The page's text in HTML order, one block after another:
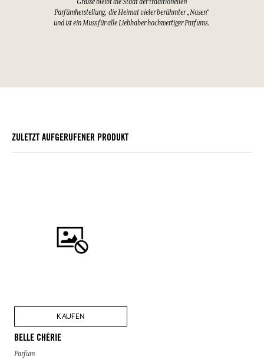
Grasse bleibt die Stadt der traditionellen
Parfümherstellung, die Heimat vieler berühmter „Nasen“
und ist ein Muss für alle Liebhaber hochwertiger Parfums.
ZULETZT AUFGERUFENER PRODUKT
KAUFEN
BELLE CHÉRIE
Parfum